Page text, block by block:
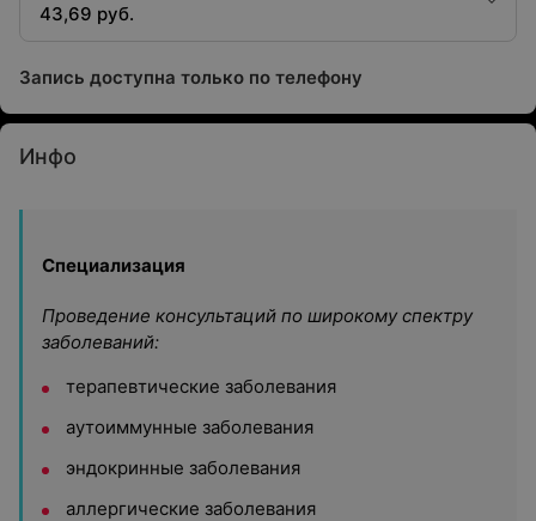
квалификационной категории
43,69 руб.
Запись доступна только по телефону
Инфо
Специализация
Проведение консультаций по широкому спектру
заболеваний:
терапевтические заболевания
аутоиммунные заболевания
эндокринные заболевания
аллергические заболевания